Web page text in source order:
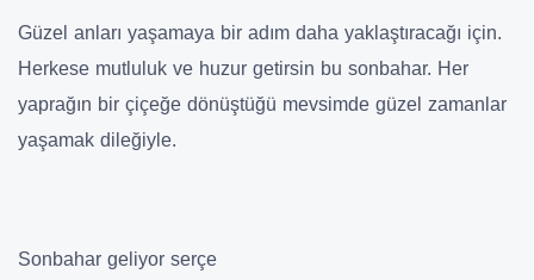
Güzel anları yaşamaya bir adım daha yaklaştıracağı için.
Herkese mutluluk ve huzur getirsin bu sonbahar. Her
yaprağın bir çiçeğe dönüştüğü mevsimde güzel zamanlar
yaşamak dileğiyle.
Sonbahar geliyor serçe